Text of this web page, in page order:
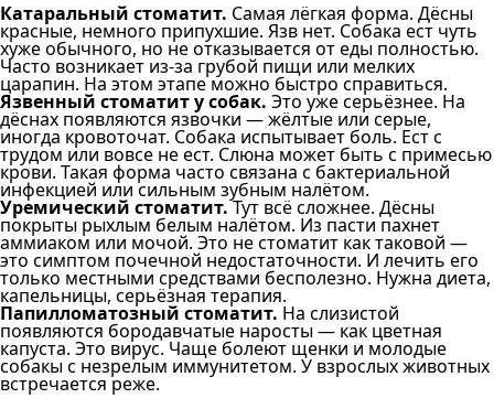
Катаральный стоматит. Самая лёгкая форма. Дёсны
красные, немного припухшие. Язв нет. Собака ест чуть
хуже обычного, но не отказывается от еды полностью.
Часто возникает из-за грубой пищи или мелких
царапин. На этом этапе можно быстро справиться.
Язвенный стоматит у собак. Это уже серьёзнее. На
дёснах появляются язвочки — жёлтые или серые,
иногда кровоточат. Собака испытывает боль. Ест с
трудом или вовсе не ест. Слюна может быть с примесью
крови. Такая форма часто связана с бактериальной
инфекцией или сильным зубным налётом.
Уремический стоматит.Тут всё сложнее. Дёсны
покрыты рыхлым белым налётом. Из пасти пахнет
аммиаком или мочой. Это не стоматит как таковой —
это симптом почечной недостаточности. И лечить его
только местными средствами бесполезно. Нужна диета,
капельницы, серьёзная терапия.
Папилломатозный стоматит. На слизистой
появляются бородавчатые наросты — как цветная
капуста. Это вирус. Чаще болеют щенки и молодые
собакы с незрелым иммунитетом. У взрослых животных
встречается реже.